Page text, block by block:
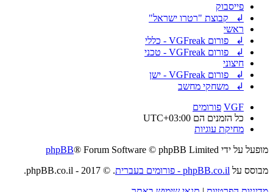
פייסבוק
↲ קבוצת "רטרו ישראל"
ראשי
↲ פורום VGFreak - כללי
↲ פורום VGFreak - טכני
חיצוני
↲ פורום VGFreak - ישן
↲ משחקי מחשב
VGF פורומים
כל הזמנים הם UTC+03:00
מחיקת עוגיות
מופעל על ידי
phpBB® Forum Software © phpBB Limited
מבוסס על phpBB.co.il - פורומים בעברית
. © 2017 - phpBB.co.il.